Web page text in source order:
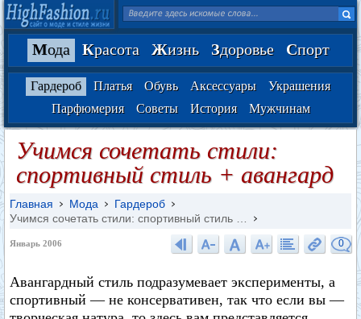
Мода Красота Жизнь Здоровье Спорт
Гардероб Платья Обувь Аксессуары
Украшения
Парфюмерия
Советы История Мужчинам
Учимся сочетать стили:
спортивный стиль + авангард
Главная Мода
Гардероб
Учимся сочетать стили: спортивный стиль …
Январь 2006 0
Авангардный стиль подразумевает эксперименты, а
спортивный — не консервативен, так что если вы —